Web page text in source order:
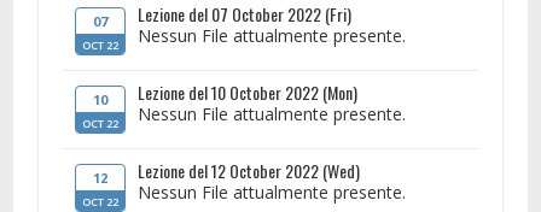
07
OCT 22
Lezione del 07 October 2022 (Fri)
Nessun File attualmente presente.
10
OCT 22
Lezione del 10 October 2022 (Mon)
Nessun File attualmente presente.
12
OCT 22
Lezione del 12 October 2022 (Wed)
Nessun File attualmente presente.